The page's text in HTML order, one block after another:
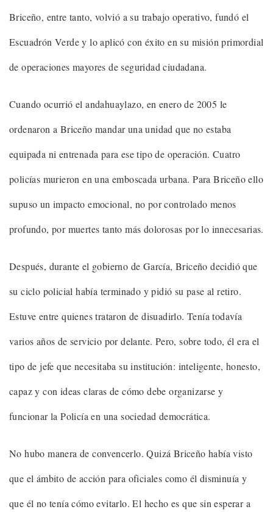
Briceño, entre tanto, volvió a su trabajo operativo, fundó el
Escuadrón Verde y lo aplicó con éxito en su misión primordial
de operaciones mayores de seguridad ciudadana.
Cuando ocurrió el andahuaylazo, en enero de 2005 le
ordenaron a Briceño mandar una unidad que no estaba
equipada ni entrenada para ese tipo de operación. Cuatro
policías murieron en una emboscada urbana. Para Briceño ello
supuso un impacto emocional, no por controlado menos
profundo, por muertes tanto más dolorosas por lo innecesarias.
Después, durante el gobierno de García, Briceño decidió que
su ciclo policial había terminado y pidió su pase al retiro.
Estuve entre quienes trataron de disuadirlo. Tenía todavía
varios años de servicio por delante. Pero, sobre todo, él era el
tipo de jefe que necesitaba su institución: inteligente, honesto,
capaz y con ideas claras de cómo debe organizarse y
funcionar la Policía en una sociedad democrática.
No hubo manera de convencerlo. Quizá Briceño había visto
que el ámbito de acción para oficiales como él disminuía y
que él no tenía cómo evitarlo. El hecho es que sin esperar a